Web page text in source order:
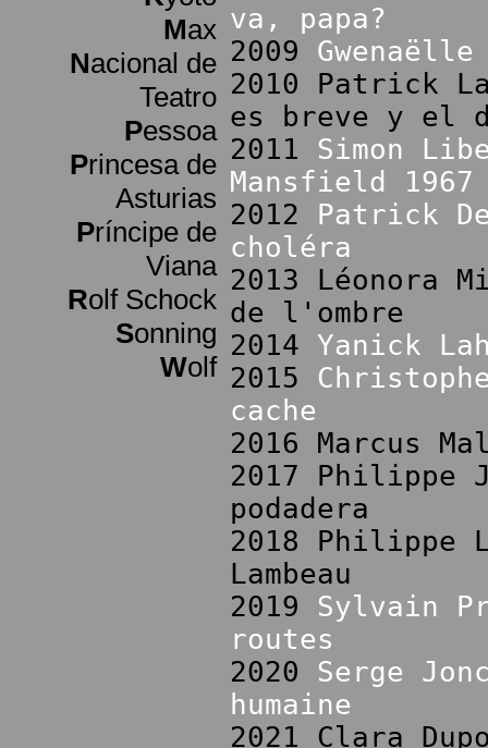
Max
Nacional de
Teatro
Pessoa
Princesa de
Asturias
Príncipe de
Viana
Rolf Schock
Sonning
Wolf
va, papa?
2009
2010 Patrick
es breve y el
2011 Simon
Mansfield 1967
2012 Patrick
choléra
2013 Léonora
de l'ombre
2014 Yanick
2015
cache
2016 Marcus
2017 Philippe
podadera
2018 Philippe
Lambeau
2019 Sylvain
routes
2020 Serge
humaine
2021 Clara